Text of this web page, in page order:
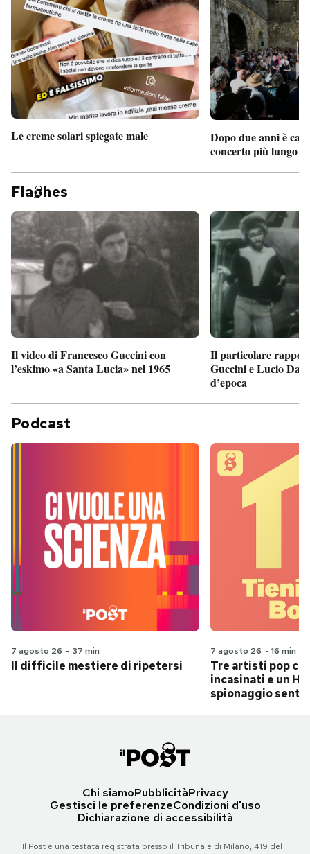
Le creme solari spiegate male
Dopo due anni è
concerto più lungo
Fla hes
Il video di Francesco Guccini con
l’eskimo «a Santa Lucia» nel 1965
Il particolare
Guccini e Lucio
d’epoca
Podcast
7 agosto 26 - 37 min
Il difficile mestiere di ripetersi
7 agosto 26 - 16 min
Tre artisti pop
incasinati e un
spionaggio
Chi siamoPubblicitàPrivacy
Gestisci le preferenzeCondizioni d'uso
Dichiarazione di accessibilità
Il Post è una testata registrata presso il Tribunale di Milano, 419 del